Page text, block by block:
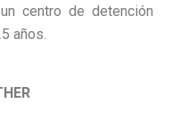
centro de detención
años.